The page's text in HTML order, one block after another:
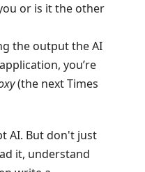
or is it the other
the output the AI
you’re
(the next Times
AI. But don't just
it, understand